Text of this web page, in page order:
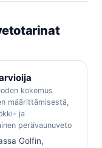
kokemus
määrittämisestä,
ja
perävaunuveto
Golfin,